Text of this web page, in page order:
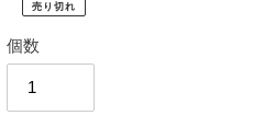
常
格
¥1,870
売り切れ
税
込
個数